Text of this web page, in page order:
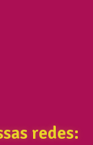
redes: